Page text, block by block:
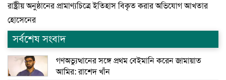
রাষ্ট্রীয় অনুষ্ঠানের প্রামাণ্যচিত্রে ইতিহাস বিকৃত করার অভিযোগ আখতার
হোসেনের
সর্বশেষ সংবাদ
গণঅভ্যুত্থানের সঙ্গে প্রথম বেইমানি করেন জামায়াত
আমির: রাশেদ খাঁন